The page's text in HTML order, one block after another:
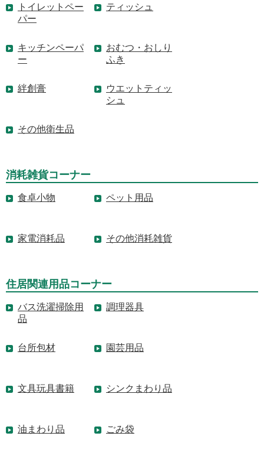
トイレットペー
パー
ティッシュ
キッチンペーパ
ー
おむつ・おしり
ふき
絆創膏
ウエットティッ
シュ
その他衛生品
消耗雑貨コーナー
食卓小物 ペット用品
家電消耗品 その他消耗雑貨
住居関連用品コーナー
バス洗濯掃除用
品
調理器具
台所包材 園芸用品
文具玩具書籍 シンクまわり品
油まわり品 ごみ袋